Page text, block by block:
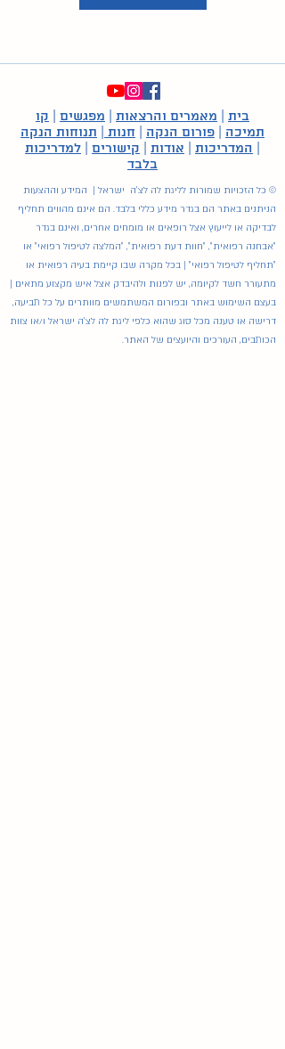
בית מאמרים והרצאות מפגשים
קו
תמיכה
פורום הנקה חנות
תנוחות הנקה
המדריכות אודות קישורים
למדריכות
בלבד
© כל הזכויות שמורות לליגת לה לצ'ה ישראל | המידע וההצעות
הניתנים באתר הם בגדר מידע כללי בלבד. הם אינם מהווים תחליף
לבדיקה או לייעוץ אצל רופאים או מומחים אחרים, ואינם בגדר
"אבחנה רפואית", "חוות דעת רפואית", "המלצה לטיפול רפואי" או
"תחליף לטיפול רפואי" | בכל מקרה שבו קיימת בעיה רפואית או
מתעורר חשד לקיומה, יש לפנות ולהיבדק אצל איש מקצוע מתאים |
בעצם השימוש באתר ובפורום המשתמשים מוותרים על כל תביעה,
דרישה או טענה מכל סוג שהוא כלפי ליגת לה לצ'ה ישראל ו/או צוות
הכותבים, העורכים והיועצים של האתר.